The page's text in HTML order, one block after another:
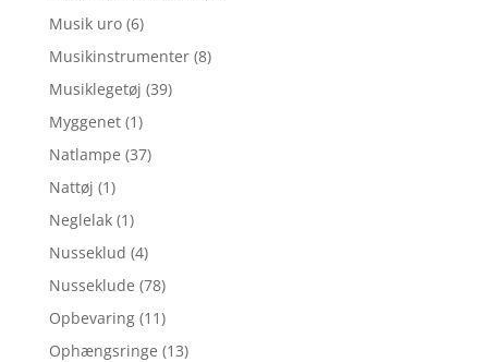
Musik uro (6)
Musikinstrumenter (8)
Musiklegetøj (39)
Myggenet (1)
Natlampe (37)
Nattøj (1)
Neglelak (1)
Nusseklud (4)
Nusseklude (78)
Opbevaring (11)
Ophængsringe (13)